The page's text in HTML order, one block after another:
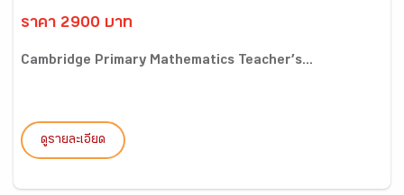
ราคา 2900 บาท
Cambridge Primary Mathematics Teacher’s...
ดูรายละเอียด